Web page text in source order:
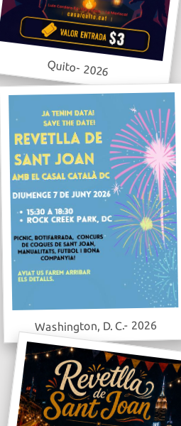
Quito- 2026
Washington, D. C.- 2026